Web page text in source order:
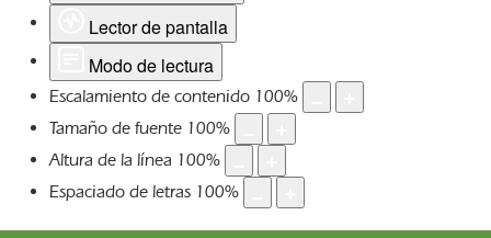
Lector de pantalla
Modo de lectura
Escalamiento de contenido 100%
Tamaño de fuente 100%
Altura de la línea 100%
Espaciado de letras 100%